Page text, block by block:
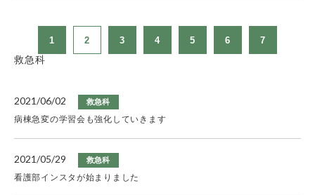
1 2 3 4 5 6 7
救急科
2021/06/02 救急科
病棟急変の学習会も強化していきます
2021/05/29 救急科
看護部インスタが始まりました